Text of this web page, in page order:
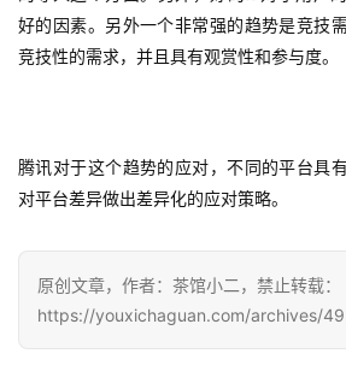
7
3
0
日
游
茶
好的因素。另外一个非常强的趋势是竞技
竞技性的需求，并且具有观赏性和参与度。
腾讯对于这个趋势的应对，不同的平台具
对平台差异做出差异化的应对策略。
原创文章，作者：茶馆小二，禁止转载：
https://youxichaguan.com/archives/